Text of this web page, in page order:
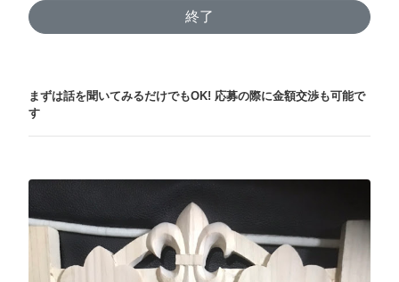
終了
まずは話を聞いてみるだけでもOK! 応募の際に金額交渉も可能で
す